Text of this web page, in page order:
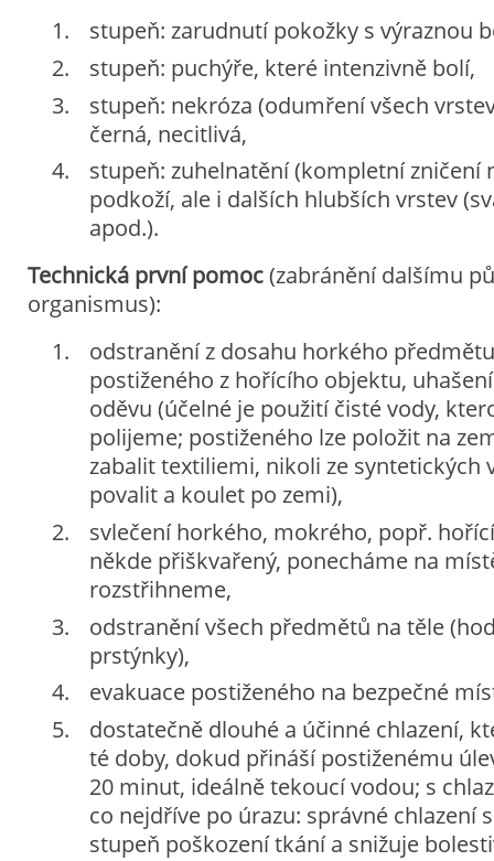
stupeň: zarudnutí pokožky s výraznou
stupeň: puchýře, které intenzivně bolí,
stupeň: nekróza (odumření všech
černá, necitlivá,
stupeň: zuhelnatění (kompletní zničení
podkoží, ale i dalších hlubších vrstev
apod.).
Technická první pomoc(zabránění dalšímu
organismus):
odstranění z dosahu horkého
postiženého z hořícího objektu,
oděvu (účelné je použití čisté vody,
polijeme; postiženého lze položit na
zabalit textiliemi, nikoli ze syntetických
povalit a koulet po zemi),
svlečení horkého, mokrého, popř.
někde přiškvařený, ponecháme na
rozstřihneme,
odstranění všech předmětů na těle
prstýnky),
evakuace postiženého na bezpečné
dostatečně dlouhé a účinné chlazení,
té doby, dokud přináší postiženému
20 minut, ideálně tekoucí vodou; s
co nejdříve po úrazu: správné chlazení
stupeň poškození tkání a snižuje